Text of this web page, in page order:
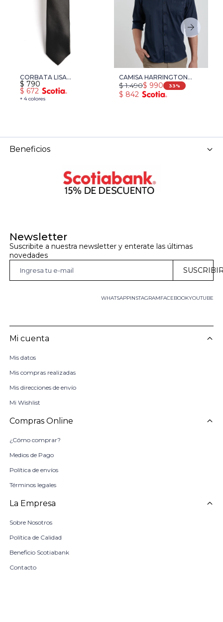
CORBATA LISA
HARRINGTON LABEL -
NEGRO
+ 4 colores
$ 790
$ 672
CAMISA HARRINGTON
LABEL - NEGRO
$ 990
$ 1.490 33
$ 842
Newsletter
Suscribite a nuestra newsletter y enterate las últimas
novedades
WHATSAPP FACEBOOKYOUTUBE
INSTAGRAM
Mi cuenta
Mis datos
Mis compras realizadas
Mis direcciones de envío
Mi Wishlist
Compras Online
¿Cómo comprar?
Medios de Pago
Política de envíos
Términos legales
La Empresa
Sobre Nosotros
Política de Calidad
Beneficio Scotiabank
Contacto
Beneficios